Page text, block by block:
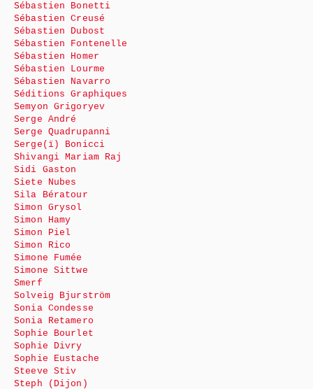
Sébastien Bonetti
Sébastien Creusé
Sébastien Dubost
Sébastien Fontenelle
Sébastien Homer
Sébastien Lourme
Sébastien Navarro
Séditions Graphiques
Semyon Grigoryev
Serge André
Serge Quadrupanni
Serge(ï) Bonicci
Shivangi Mariam Raj
Sidi Gaston
Siete Nubes
Sila Bératour
Simon Grysol
Simon Hamy
Simon Piel
Simon Rico
Simone Fumée
Simone Sittwe
Smerf
Solveig Bjurström
Sonia Condesse
Sonia Retamero
Sophie Bourlet
Sophie Divry
Sophie Eustache
Steeve Stiv
Steph (Dijon)